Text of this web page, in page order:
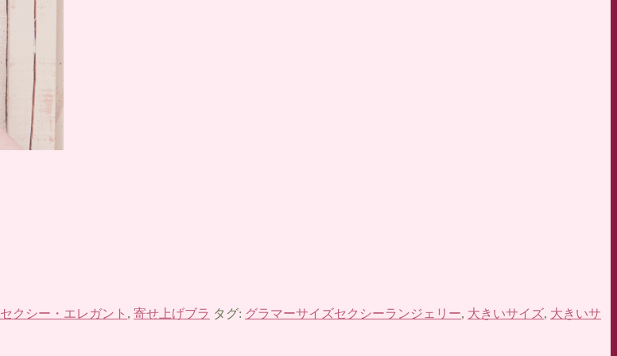
セクシー・エレガント , 寄せ上げブラ タグ: グラマーサイズセクシーランジェリー, 大きいサイズ, 大きいサ